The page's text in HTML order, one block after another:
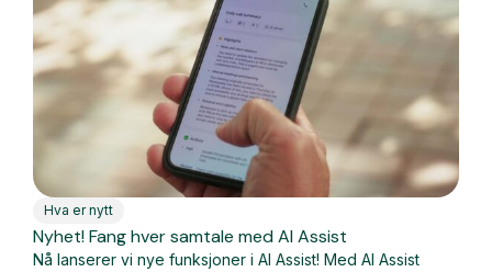
Hva er nytt
Nyhet! Fang hver samtale med AI Assist
Nå lanserer vi nye funksjoner i AI Assist! Med AI Assist